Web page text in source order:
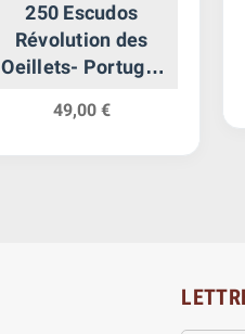
250 Escudos
Révolution des
Oeillets- Portugal
49,00 €